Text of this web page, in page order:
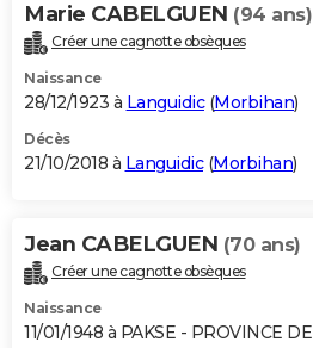
Marie CABELGUEN (94 ans)
Créer une cagnotte obsèques
Naissance
28/12/1923 à Languidic(Morbihan)
Décès
21/10/2018 à Languidic(Morbihan)
Jean CABELGUEN (70 ans)
Créer une cagnotte obsèques
Naissance
11/01/1948 à PAKSE - PROVINCE